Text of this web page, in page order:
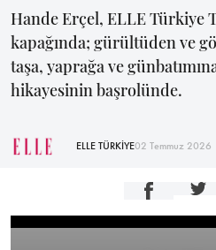
Hande Erçel, ELLE Türkiye
kapağında; gürültüden ve
taşa, yaprağa ve
hikayesinin başrolünde.
ELLE TÜRKİYE02 Temmuz 2026